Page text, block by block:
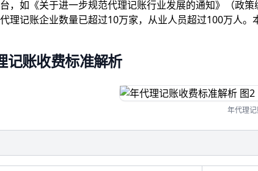
，如《关于进一步规范代理记账行业发展的通知》（政
理记账企业数量已超过10万家，从业人员超过100万人。
记账收费标准解析
年代理